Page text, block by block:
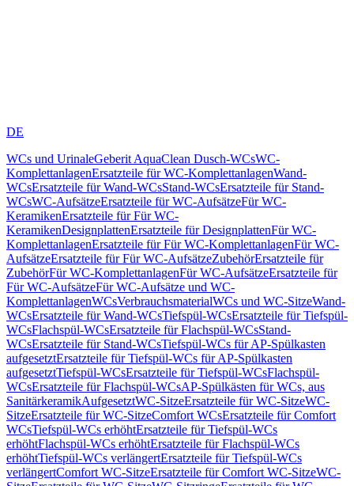
DE
WCs und UrinaleGeberit AquaClean Dusch-WCsWC-
KomplettanlagenErsatzteile für WC-KomplettanlagenWand-
WCsErsatzteile für Wand-WCsStand-WCsErsatzteile für Stand-
WCsWC-AufsätzeErsatzteile für WC-AufsätzeFür WC-
KeramikenErsatzteile für Für WC-
KeramikenDesignplattenErsatzteile für DesignplattenFür WC-
KomplettanlagenErsatzteile für Für WC-KomplettanlagenFür WC-
AufsätzeErsatzteile für Für WC-AufsätzeZubehörErsatzteile für
ZubehörFür WC-KomplettanlagenFür WC-AufsätzeErsatzteile für
Für WC-AufsätzeFür WC-Aufsätze und WC-
KomplettanlagenWCsVerbrauchsmaterialWCs und WC-SitzeWand-
WCsErsatzteile für Wand-WCsTiefspül-WCsErsatzteile für Tiefspül-
WCsFlachspül-WCsErsatzteile für Flachspül-WCsStand-
WCsErsatzteile für Stand-WCsTiefspül-WCs für AP-Spülkasten
aufgesetztErsatzteile für Tiefspül-WCs für AP-Spülkasten
aufgesetztTiefspül-WCsErsatzteile für Tiefspül-WCsFlachspül-
WCsErsatzteile für Flachspül-WCsAP-Spülkästen für WCs, aus
SanitärkeramikAufgesetztWC-SitzeErsatzteile für WC-SitzeWC-
SitzeErsatzteile für WC-SitzeComfort WCsErsatzteile für Comfort
WCsTiefspül-WCs erhöhtErsatzteile für Tiefspül-WCs
erhöhtFlachspül-WCs erhöhtErsatzteile für Flachspül-WCs
erhöhtTiefspül-WCs verlängertErsatzteile für Tiefspül-WCs
verlängertComfort WC-SitzeErsatzteile für Comfort WC-SitzeWC-